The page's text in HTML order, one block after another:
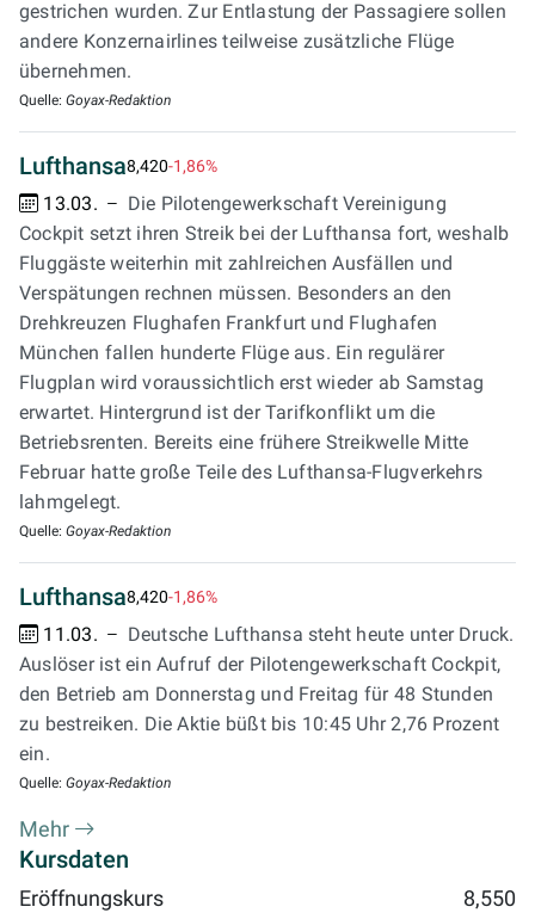
gestrichen wurden. Zur Entlastung der Passagiere sollen
andere Konzernairlines teilweise zusätzliche Flüge
übernehmen.
Quelle: Goyax-Redaktion
Lufthansa8,420-1,86%
13.03.
Die Pilotengewerkschaft Vereinigung
Cockpit setzt ihren Streik bei der Lufthansa fort, weshalb
Fluggäste weiterhin mit zahlreichen Ausfällen und
Verspätungen rechnen müssen. Besonders an den
Drehkreuzen Flughafen Frankfurt und Flughafen
München fallen hunderte Flüge aus. Ein regulärer
Flugplan wird voraussichtlich erst wieder ab Samstag
erwartet. Hintergrund ist der Tarifkonflikt um die
Betriebsrenten. Bereits eine frühere Streikwelle Mitte
Februar hatte große Teile des Lufthansa-Flugverkehrs
lahmgelegt.
Quelle: Goyax-Redaktion
Lufthansa8,420-1,86%
11.03.
Deutsche Lufthansa steht heute unter Druck.
Auslöser ist ein Aufruf der Pilotengewerkschaft Cockpit,
den Betrieb am Donnerstag und Freitag für 48 Stunden
zu bestreiken. Die Aktie büßt bis 10:45 Uhr 2,76 Prozent
ein.
Quelle: Goyax-Redaktion
Mehr
Kursdaten
Eröffnungskurs
8,550